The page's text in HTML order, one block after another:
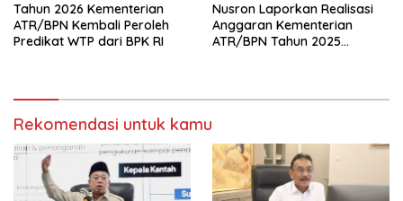
Tahun 2026 Kementerian
ATR/BPN Kembali Peroleh
Predikat WTP dari BPK RI
Nusron Laporkan Realisasi
Anggaran Kementerian
ATR/BPN Tahun 2025
Rekomendasi untuk kamu